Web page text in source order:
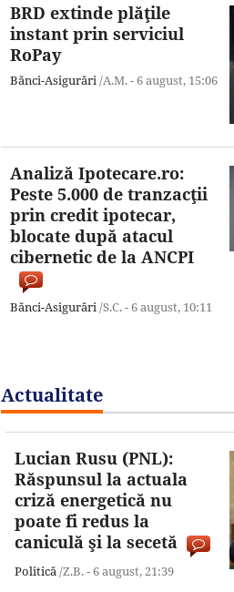
BRD extinde plăţile
instant prin serviciul
RoPay
Bănci-Asigurări /A.M. -6 august, 15:06
Analiză Ipotecare.ro:
Peste 5.000 de tranzacţii
prin credit ipotecar,
blocate după atacul
cibernetic de la ANCPI
Bănci-Asigurări /S.C. -6 august, 10:11
Actualitate
Lucian Rusu (PNL):
Răspunsul la actuala
criză energetică nu
poate fi redus la
caniculă şi la secetă
Politică /Z.B. -6 august, 21:39